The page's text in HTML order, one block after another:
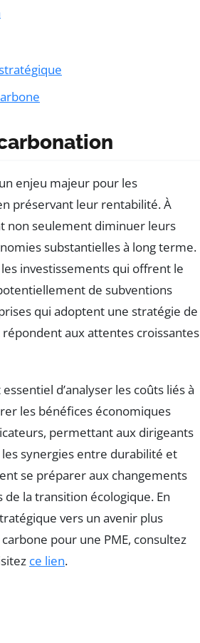
enjeu majeur pour les
préservant leur rentabilité. À
non seulement diminuer leurs
substantielles à long terme.
investissements qui offrent le
de subventions
qui adoptent une stratégie de
aux attentes croissantes
d’analyser les coûts liés à
les bénéfices économiques
permettant aux dirigeants
synergies entre durabilité et
se préparer aux changements
la transition écologique. En
vers un avenir plus
pour une PME, consultez
ce lien.